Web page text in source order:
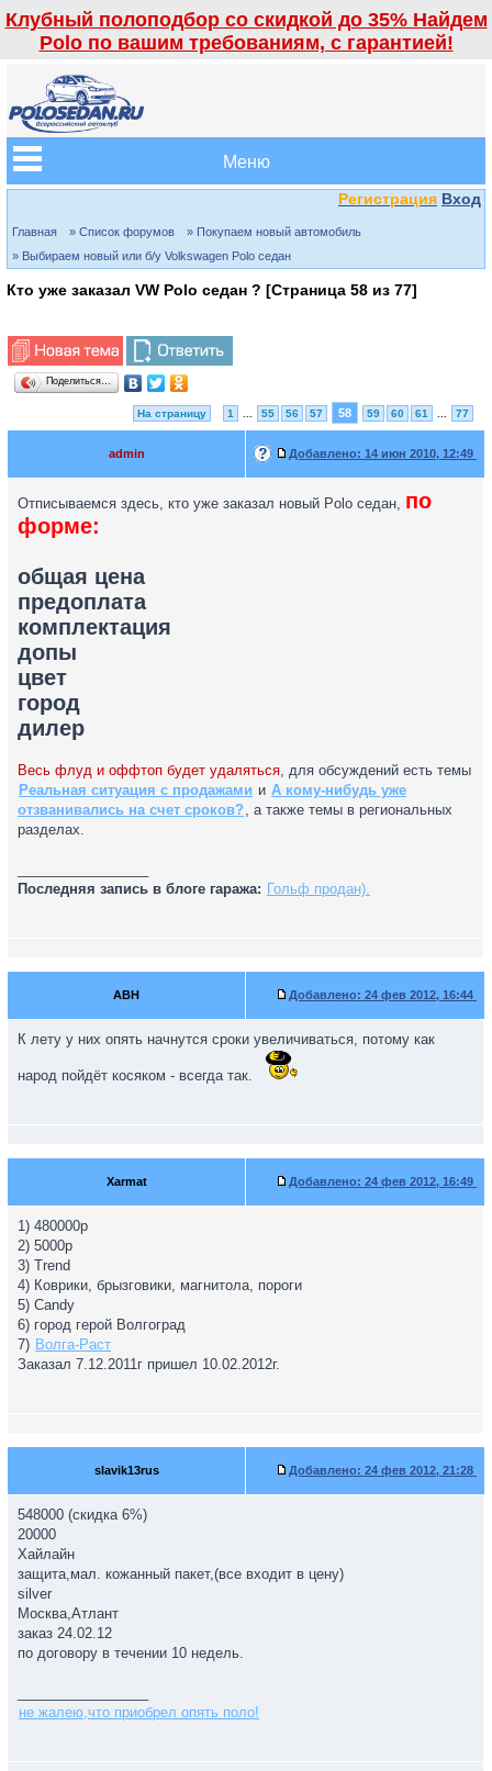
Клубный полоподбор со скидкой до 35% Найдем
Polo по вашим требованиям, с гарантией!
Меню
Регистрация Вход
Главная » Список форумов
» Покупаем новый автомобиль
» Выбираем новый или б/у Volkswagen Polo седан
Кто уже заказал VW Polo седан ? [Страница 58 из 77]
Поделиться…
На страницу 1 55 56 57 58 59 60 61 77
admin Добавлено: 14 июн 2010, 12:49
Отписываемся здесь, кто уже заказал новый Polo седан, по
форме:
общая цена
предоплата
комплектация
допы
цвет
город
дилер
Весь флуд и оффтоп будет удаляться, для обсуждений есть темы
Реальная ситуация с продажами и А кому-нибудь уже
отзванивались на счет сроков? , а также темы в региональных
разделах.
Последняя запись в блоге гаража: Гольф продан).
ABH Добавлено: 24 фев 2012, 16:44
К лету у них опять начнутся сроки увеличиваться, потому как
народ пойдёт косяком - всегда так.
Xarmat Добавлено: 24 фев 2012, 16:49
1) 480000р
2) 5000р
3) Trend
4) Коврики, брызговики, магнитола, пороги
5) Candy
6) город герой Волгоград
7) Волга-Раст
Заказал 7.12.2011г пришел 10.02.2012г.
slavik13rus Добавлено: 24 фев 2012, 21:28
548000 (скидка 6%)
20000
Хайлайн
защита,мал. кожанный пакет,(все входит в цену)
silver
Москва,Атлант
заказ 24.02.12
по договору в течении 10 недель.
не жалею,что приобрел опять поло!